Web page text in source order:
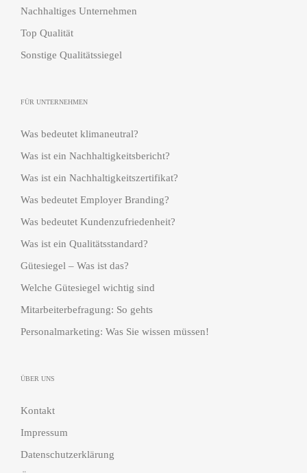
Nachhaltiges Unternehmen
Top Qualität
Sonstige Qualitätssiegel
FÜR UNTERNEHMEN
Was bedeutet klimaneutral?
Was ist ein Nachhaltigkeitsbericht?
Was ist ein Nachhaltigkeitszertifikat?
Was bedeutet Employer Branding?
Was bedeutet Kundenzufriedenheit?
Was ist ein Qualitätsstandard?
Gütesiegel – Was ist das?
Welche Gütesiegel wichtig sind
Mitarbeiterbefragung: So gehts
Personalmarketing: Was Sie wissen müssen!
ÜBER UNS
Kontakt
Impressum
Datenschutzerklärung